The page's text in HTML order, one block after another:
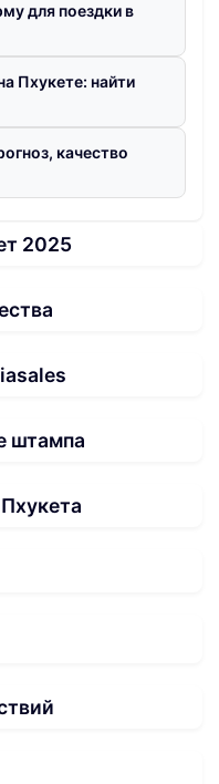
для поездки в
Пхукете: найти
качество
2025
штампа